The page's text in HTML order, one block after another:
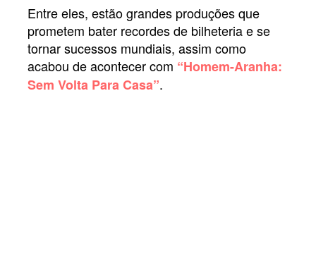
Entre eles, estão grandes produções que
prometem bater recordes de bilheteria e se
tornar sucessos mundiais, assim como
acabou de acontecer com “Homem-Aranha:
Sem Volta Para Casa”.